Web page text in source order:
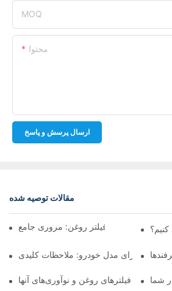
MOQ
محتوا
ارسال پرسش و پاسخ
مقالات توصیه شده
برتر تولیدکننده فیلتر روغن: مروری جامع
مناسب برای مدل خودرو: ملاحظات کلیدی
پیشرو فیلترهای روغن و نوآوری‌های آنهاشما